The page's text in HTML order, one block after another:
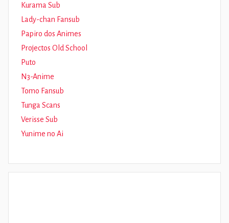
Kurama Sub
Lady-chan Fansub
Papiro dos Animes
Projectos Old School
Puto
N3-Anime
Tomo Fansub
Tunga Scans
Verisse Sub
Yunime no Ai